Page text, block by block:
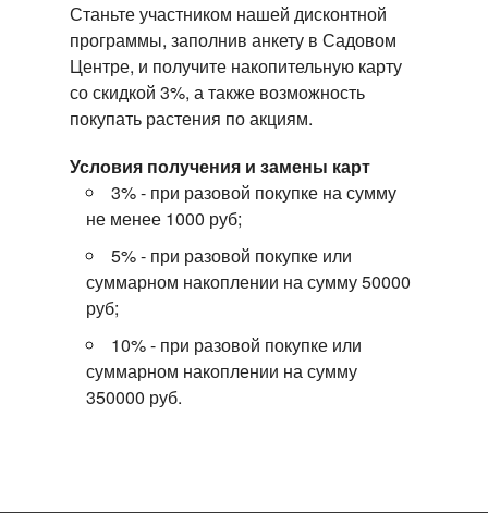
Станьте участником нашей дисконтной
программы, заполнив анкету в Садовом
Центре, и получите накопительную карту
со скидкой 3%, а также возможность
покупать растения по акциям.
Условия получения и замены карт
3% - при разовой покупке на сумму
не менее 1000 руб;
5% - при разовой покупке или
суммарном накоплении на сумму 50000
руб;
10% - при разовой покупке или
суммарном накоплении на сумму
350000 руб.